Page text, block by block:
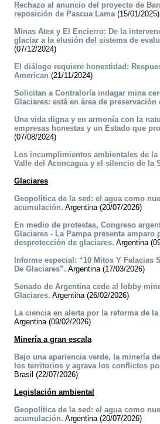
Rechazo al anuncio del proyecto de
reposición de Pascua Lama(15/01/2025)
Minas Atex y El Encierro: De la
glaciar a la elusión del sistema de
(07/12/2024)
El diálogo requiere honestidad:
American (21/11/2024)
Solicitan a Contraloría indagar mina
Glaciares: está en área de preservación
Una vida digna y en armonía con la
empresas honestas y un Estado que
(07/08/2024)
Los incumplimientos ambientales de la
Valle del Aconcagua y el silencio de la
Glaciares
Geopolítica de la sed: el agua como
acumulación. Argentina (20/07/2026)
En medio de protestas, Congreso
Glaciares - La Pampa presenta amparo
desprotección de glaciares. Argentina
Informe especial: “10 Mitos Y Falacias
De Glaciares”. Argentina (17/03/2026)
Senado de Argentina cede al lobby
Glaciares. Argentina (26/02/2026)
La ciencia en alerta por la reforma de
Argentina (09/02/2026)
Minería a gran escala
Bajo una apariencia verde, la minería
los territorios y agrava los conflictos
Brasil (22/07/2026)
Legislación ambiental
Geopolítica de la sed: el agua como
acumulación. Argentina (20/07/2026)